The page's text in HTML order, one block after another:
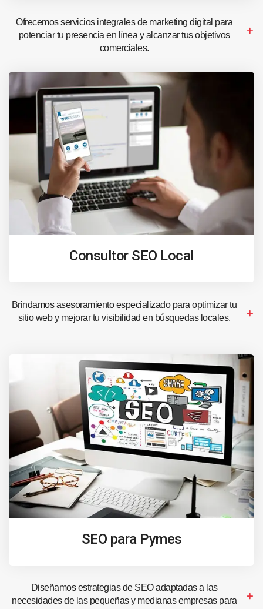
Ofrecemos servicios integrales de marketing digital para
potenciar tu presencia en línea y alcanzar tus objetivos
comerciales.
Consultor SEO Local
Brindamos asesoramiento especializado para optimizar tu
sitio web y mejorar tu visibilidad en búsquedas locales.
SEO para Pymes
Diseñamos estrategias de SEO adaptadas a las
necesidades de las pequeñas y medianas empresas para